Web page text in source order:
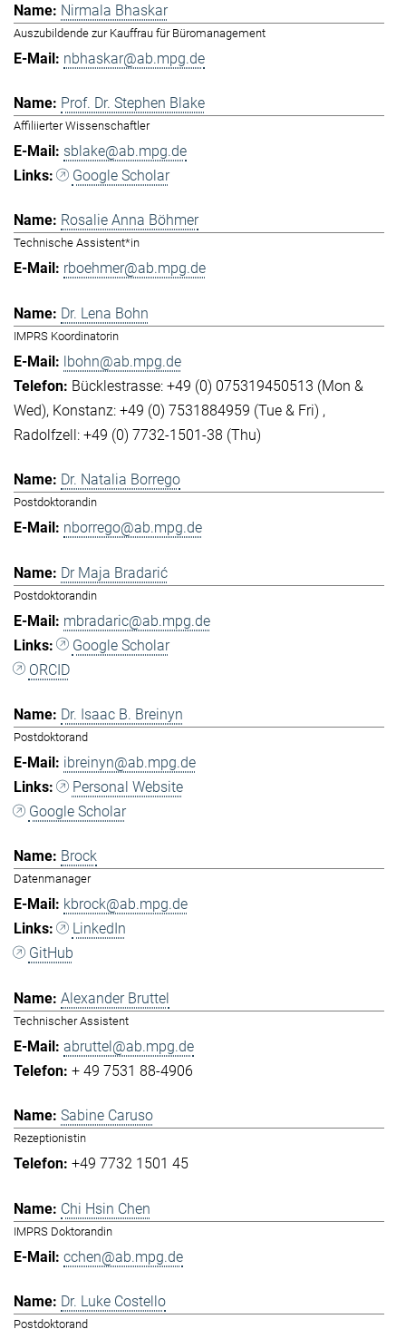
Nirmala Bhaskar
Auszubildende zur Kauffrau für Büromanagement
nbhaskar@ab.mpg.de
Prof. Dr. Stephen Blake
Affiliierter Wissenschaftler
sblake@ab.mpg.de
Google Scholar
Rosalie Anna Böhmer
Technische Assistent*in
rboehmer@ab.mpg.de
Dr. Lena Bohn
IMPRS Koordinatorin
lbohn@ab.mpg.de
Bücklestrasse: +49 (0) 075319450513 (Mon &
Wed) Konstanz: +49 (0) 7531884959 (Tue & Fri)
Radolfzell: +49 (0) 7732-1501-38 (Thu)
Dr. Natalia Borrego
Postdoktorandin
nborrego@ab.mpg.de
Dr Maja Bradarić
Postdoktorandin
mbradaric@ab.mpg.de
Google Scholar
ORCID
Dr. Isaac B. Breinyn
Postdoktorand
ibreinyn@ab.mpg.de
Personal Website
Google Scholar
Brock
Datenmanager
kbrock@ab.mpg.de
LinkedIn
GitHub
Alexander Bruttel
Technischer Assistent
abruttel@ab.mpg.de
+ 49 7531 88-4906
Sabine Caruso
Rezeptionistin
+49 7732 1501 45
Chi Hsin Chen
IMPRS Doktorandin
cchen@ab.mpg.de
Dr. Luke Costello
Postdoktorand